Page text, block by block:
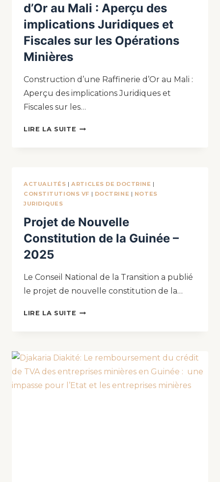
d’Or au Mali : Aperçu des
implications Juridiques et
Fiscales sur les Opérations
Minières
Construction d’une Raffinerie d’Or au Mali :
Aperçu des implications Juridiques et
Fiscales sur les…
LIRE LA SUITE
ACTUALITÉS |ARTICLES DE DOCTRINE |
CONSTITUTIONS VF | DOCTRINE | NOTES
JURIDIQUES
Projet de Nouvelle
Constitution de la Guinée –
2025
Le Conseil National de la Transition a publié
le projet de nouvelle constitution de la…
LIRE LA SUITE